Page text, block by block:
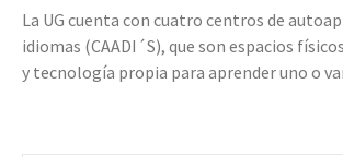
La UG cuenta con cuatro centros de
idiomas (CAADI´S), que son espacios
y tecnología propia para aprender uno o